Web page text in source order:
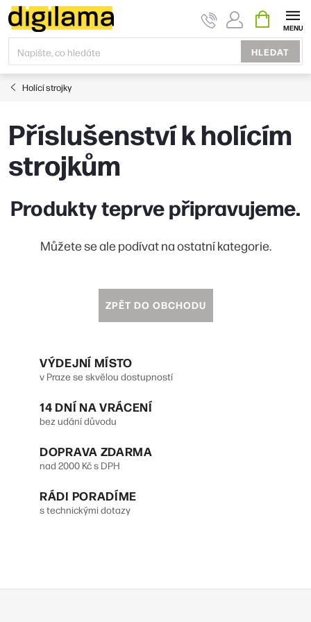
Přejít
na
obsah
HLEDAT
KOŠÍK
Holící strojky
Příslušenství k holícím
strojkům
Produkty teprve připravujeme.
Můžete se ale podívat na ostatní kategorie.
ZPĚT DO OBCHODU
VÝDEJNÍ MÍSTO
v Praze se skvělou dostupností
14 DNÍ NA VRÁCENÍ
bez udání důvodu
DOPRAVA ZDARMA
nad 2000 Kč s DPH
RÁDI PORADÍME
s technickými dotazy